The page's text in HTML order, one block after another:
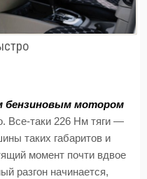
бензиновым мотором
Все-таки 226 Нм тяги —
таких габаритов и
момент почти вдвое
разгон начинается,